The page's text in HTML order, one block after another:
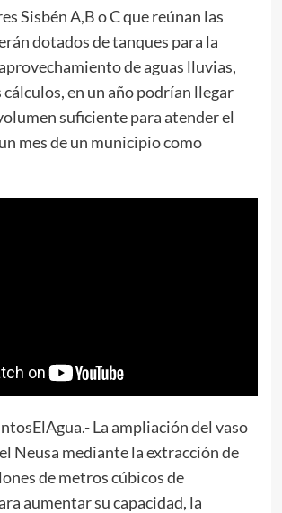
Sisbén A,B o C que reúnan las
dotados de tanques para la
de aguas lluvias,
cálculos, en un año podrían llegar
suficiente para atender el
mes de un municipio como
La ampliación del vaso
Neusa mediante la extracción de
de metros cúbicos de
aumentar su capacidad, la